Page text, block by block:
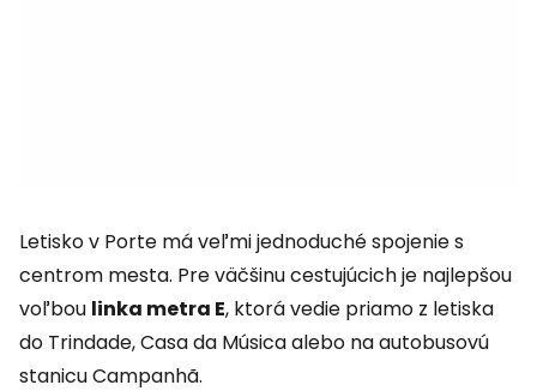
Letisko v Porte má veľmi jednoduché spojenie s
centrom mesta. Pre väčšinu cestujúcich je najlepšou
voľbou linka metra E, ktorá vedie priamo z letiska
do Trindade, Casa da Música alebo na autobusovú
stanicu Campanhã.